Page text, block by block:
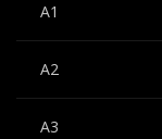
A1
A2
A3